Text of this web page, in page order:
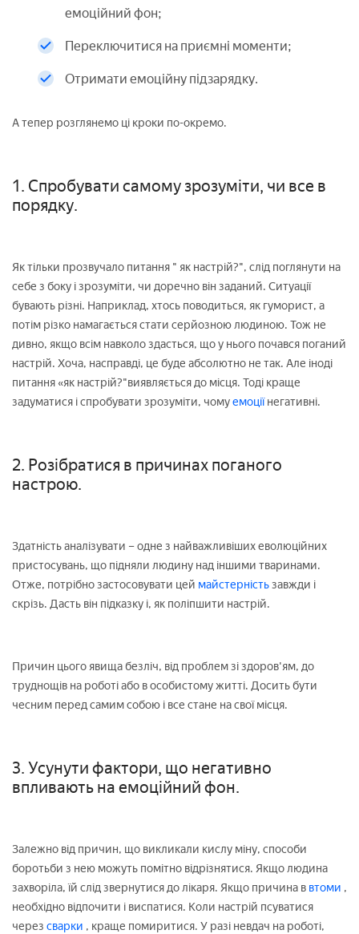
емоційний фон;
Переключитися на приємні моменти;
Отримати емоційну підзарядку.
А тепер розглянемо ці кроки по-окремо.
1. Спробувати самому зрозуміти, чи все в
порядку.
Як тільки прозвучало питання " як настрій?", слід поглянути на
себе з боку і зрозуміти, чи доречно він заданий. Ситуації
бувають різні. Наприклад, хтось поводиться, як гуморист, а
потім різко намагається стати серйозною людиною. Тож не
дивно, якщо всім навколо здасться, що у нього почався поганий
настрій. Хоча, насправді, це буде абсолютно не так. Але іноді
питання «як настрій?"виявляється до місця. Тоді краще
задуматися і спробувати зрозуміти, чомуемоціїнегативні.
2. Розібратися в причинах поганого
настрою.
Здатність аналізувати – одне з найважливіших еволюційних
пристосувань, що підняли людину над іншими тваринами.
Отже, потрібно застосовувати цей майстерністьзавжди і
скрізь. Дасть він підказку і, як поліпшити настрій.
Причин цього явища безліч, від проблем зі здоров'ям, до
труднощів на роботі або в особистому житті. Досить бути
чесним перед самим собою і все стане на свої місця.
3. Усунути фактори, що негативно
впливають на емоційний фон.
Залежно від причин, що викликали кислу міну, способи
боротьби з нею можуть помітно відрізнятися. Якщо людина
захворіла, їй слід звернутися до лікаря. Якщо причина в втоми ,
необхідно відпочити і виспатися. Коли настрій псуватися
через сварки , краще помиритися. У разі невдач на роботі,